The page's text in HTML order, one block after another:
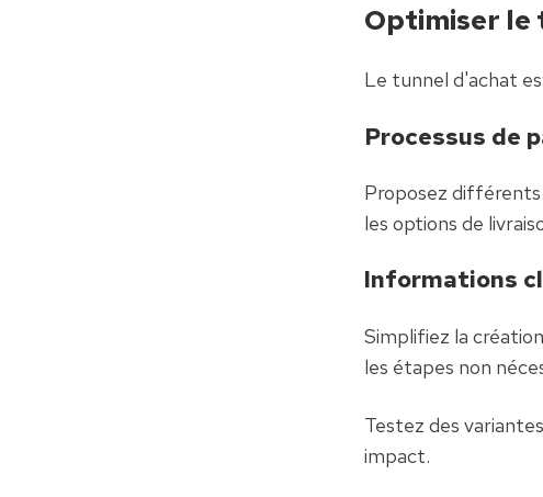
Optimiser le
Le tunnel d'achat
Processus de
Proposez
les options de
Informations
Simplifiez la
les étapes non
Testez des
impact.